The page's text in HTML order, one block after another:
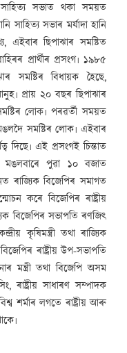
সাহিত্য সভাত থকা সময়ত
সাহিত্য সভাৰ মৰ্যাদা হানি
এইবাৰ ছিপাঝাৰ সমষ্টিত
প্ৰাৰ্থীৰ প্ৰসংগ৷ ১৯৮৫
সমষ্টিৰ বিধায়ক হৈছে,
প্ৰায় ২০ বছৰ ছিপাঝাৰ
লোক৷ পৰৱৰ্তী সময়ত
সমষ্টিৰ লোক৷ এইবাৰ
দিছে৷ এই প্ৰসংগই চিন্তাত
মঙলবাৰে পুৱা ১০ বজাত
ৰাজ্যিক বিজেপিৰ সমাগত
কৰে বিজেপিৰ ৰাষ্ট্ৰীয়
বিজেপিৰ সভাপতি ৰণজিৎ
কৃষিমন্ত্ৰী তথা ৰাজ্যিক
ৰাষ্ট্ৰীয় উপ-সভাপতি
মন্ত্ৰী তথা বিজেপি অসম
ৰাষ্ট্ৰীয় সাধাৰণ সম্পাদক
শৰ্মাৰ লগতে ৰাষ্ট্ৰীয় আৰু